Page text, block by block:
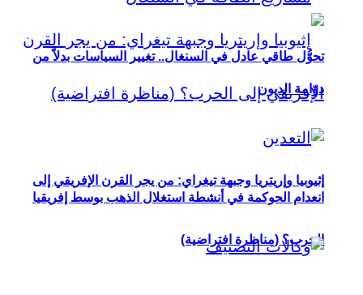
إثيوبيا وإريتريا وجبهة تيغراي: من يجر القرن الإفريقي إلى
الحرب؟ (مناظرة افتراضية)
تحوُّل طاقي عادل في السنغال.. تغيير السياسات بدلاً من
دوّامة الديون
انعدام الحوكمة في أنشطة استغلال الذهب بوسط إفريقيا